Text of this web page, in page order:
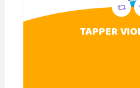
TAPPER